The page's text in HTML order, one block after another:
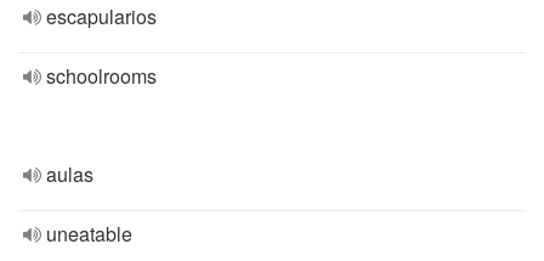
escapularios
schoolrooms
aulas
uneatable